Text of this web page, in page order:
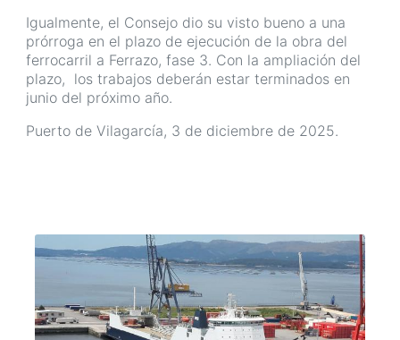
Igualmente, el Consejo dio su visto bueno a una
prórroga en el plazo de ejecución de la obra del
ferrocarril a Ferrazo, fase 3. Con la ampliación del
plazo, los trabajos deberán estar terminados en
junio del próximo año.
Puerto de Vilagarcía, 3 de diciembre de 2025.